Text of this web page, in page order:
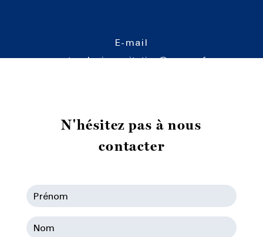
E-mail
cartoucherie-equitation@orange.fr
N'hésitez pas à nous
contacter